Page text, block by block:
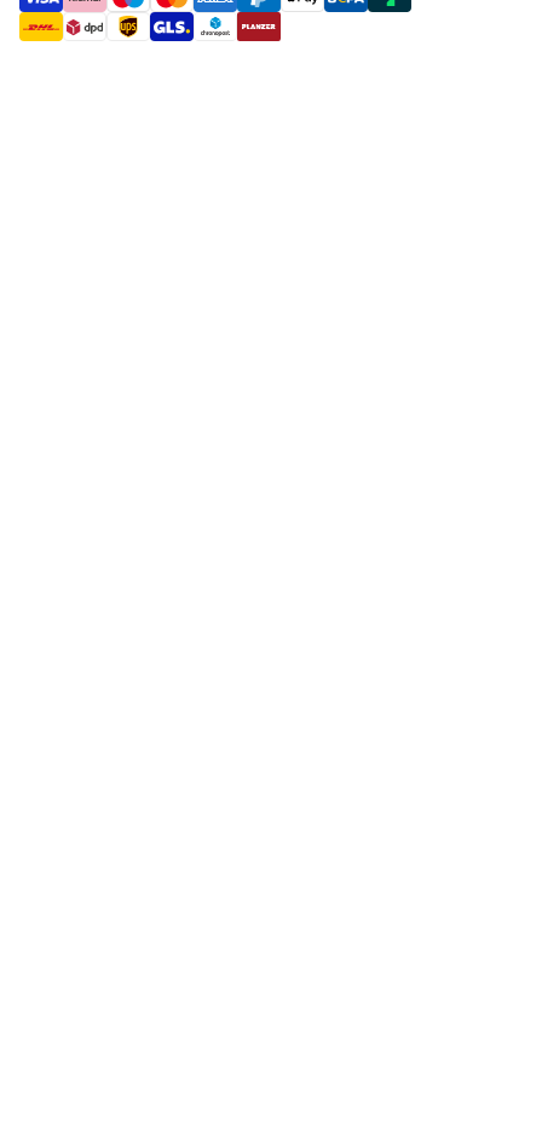
payment methods
shipment methods